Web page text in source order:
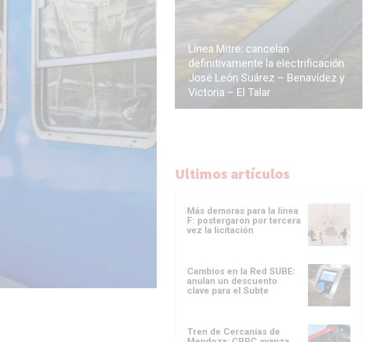
Línea Mitre: dieron oficialmente
de baja la construcción de la
estación Nordelta
Línea Mitre: cancelan
definitivamente la electrificación
José León Suárez – Benavídez y
Victoria – El Talar
Ultimos artículos
Más demoras para la línea
F: postergaron por tercera
vez la licitación
Cambios en la Red SUBE:
anulan un descuento
clave para el Subte
Tren de Cercanías de